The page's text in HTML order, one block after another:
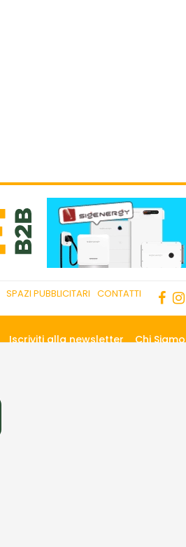
SPAZI PUBBLICITARI CONTATTI
Iscriviti alla newsletter Chi Siamo